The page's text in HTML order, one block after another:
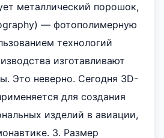
металлический порошок,
— фотополимерную
технологий
изготавливают
Это неверно. Сегодня 3D-
для создания
изделий в авиации,
3. Размер